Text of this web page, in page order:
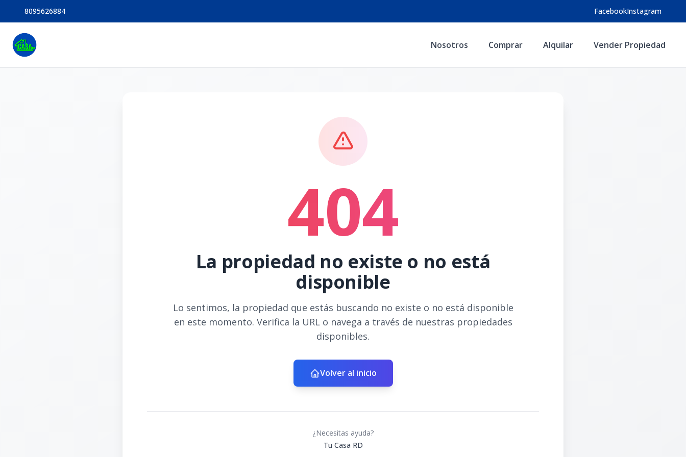
8095626884 FacebookInstagram
Nosotros Comprar Alquilar Vender Propiedad
404
La propiedad no existe o no está
disponible
Lo sentimos, la propiedad que estás buscando no existe o no está disponible
en este momento. Verifica la URL o navega a través de nuestras propiedades
disponibles.
Volver al inicio
¿Necesitas ayuda?
Tu Casa RD